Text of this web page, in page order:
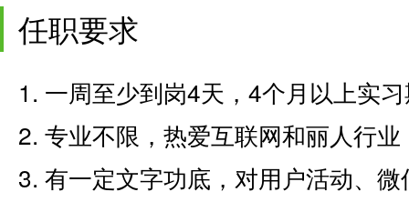
任职要求
1. 一周至少到岗4天，4个月以上实
2. 专业不限，热爱互联网和丽人行
3. 有一定文字功底，对用户活动、